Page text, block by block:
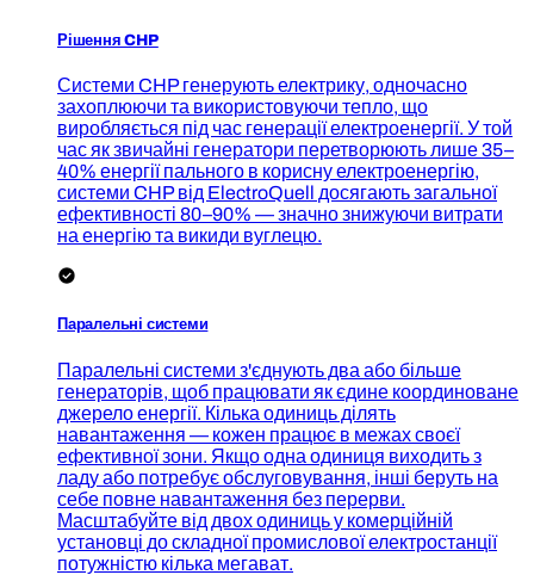
Рішення CHP
Системи CHP генерують електрику, одночасно
захоплюючи та використовуючи тепло, що
виробляється під час генерації електроенергії. У той
час як звичайні генератори перетворюють лише 35–
40% енергії пального в корисну електроенергію,
системи CHP від ElectroQuell досягають загальної
ефективності 80–90% — значно знижуючи витрати
на енергію та викиди вуглецю.
Паралельні системи
Паралельні системи з'єднують два або більше
генераторів, щоб працювати як єдине координоване
джерело енергії. Кілька одиниць ділять
навантаження — кожен працює в межах своєї
ефективної зони. Якщо одна одиниця виходить з
ладу або потребує обслуговування, інші беруть на
себе повне навантаження без перерви.
Масштабуйте від двох одиниць у комерційній
установці до складної промислової електростанції
потужністю кілька мегават.